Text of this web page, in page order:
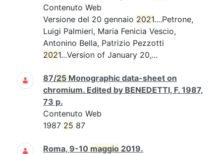
Contenuto Web
Versione del 20 gennaio 2021....Petrone,
Luigi Palmieri, Maria Fenicia Vescio,
Antonino Bella, Patrizio Pezzotti
2021...Version of January 20,...
87/25 Monographic data-sheet on
chromium. Edited by BENEDETTI, F. 1987,
73 p.
Contenuto Web
1987 25 87
Roma, 9-10 maggio 2019.